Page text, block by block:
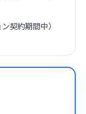
契約期間中）